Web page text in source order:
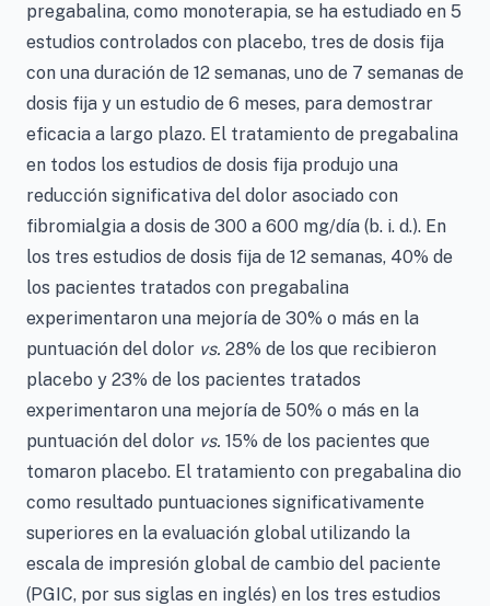
pregabalina, como monoterapia, se ha estudiado en 5
estudios controlados con placebo, tres de dosis fija
con una duración de 12 semanas, uno de 7 semanas de
dosis fija y un estudio de 6 meses, para demostrar
eficacia a largo plazo. El tratamiento de pregabalina
en todos los estudios de dosis fija produjo una
reducción significativa del dolor asociado con
fibromialgia a dosis de 300 a 600 mg/día (b. i. d.). En
los tres estudios de dosis fija de 12 semanas, 40% de
los pacientes tratados con pregabalina
experimentaron una mejoría de 30% o más en la
puntuación del dolor vs. 28% de los que recibieron
placebo y 23% de los pacientes tratados
experimentaron una mejoría de 50% o más en la
puntuación del dolor vs. 15% de los pacientes que
tomaron placebo. El tratamiento con pregabalina dio
como resultado puntuaciones significativamente
superiores en la evaluación global utilizando la
escala de impresión global de cambio del paciente
(PGIC, por sus siglas en inglés) en los tres estudios